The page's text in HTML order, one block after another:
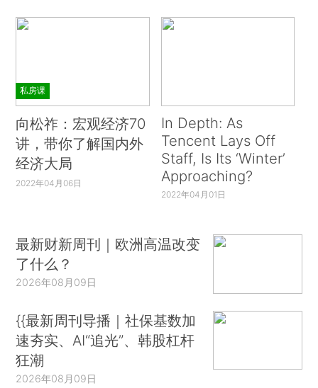
私房课
向松祚：宏观经济70
讲，带你了解国内外
经济大局
2022年04月06日
In Depth: As
Tencent Lays Off
Staff, Is Its ‘Winter’
Approaching?
2022年04月01日
最新财新周刊｜欧洲高温改变
了什么？
2026年08月09日
{{最新周刊导播｜社保基数加
速夯实、AI“追光”、韩股杠杆
狂潮
2026年08月09日